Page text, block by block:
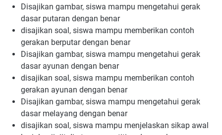
Disajikan gambar, siswa mampu mengetahui gerak
dasar putaran dengan benar
disajikan soal, siswa mampu memberikan contoh
gerakan berputar dengan benar
Disajikan gambar, siswa mampu mengetahui gerak
dasar ayunan dengan benar
disajikan soal, siswa mampu memberikan contoh
gerakan ayunan dengan benar
Disajikan gambar, siswa mampu mengetahui gerak
dasar melayang dengan benar
disajikan soal, siswa mampu menjelaskan sikap awal